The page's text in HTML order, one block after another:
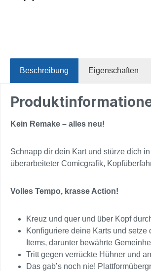
Beschreibung Eigenschaften
Kein Remake – alles neu!
Schnapp dir dein Kart und stürze dich
überarbeiteter Comicgrafik,
Volles Tempo, krasse Action!
Kreuz und quer und über Kopf
Konfiguriere deine Karts und
Items, darunter bewährte
Tritt gegen verrückte Hühner und
Das gab’s noch nie!